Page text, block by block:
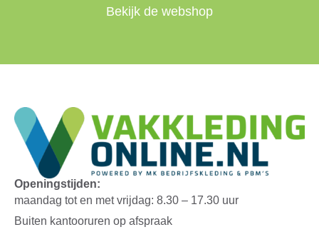
Bekijk de webshop
Openingstijden:
maandag tot en met vrijdag: 8.30 – 17.30 uur
Buiten kantooruren op afspraak